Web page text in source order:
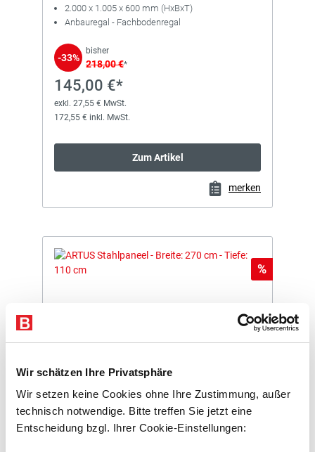
Wir schätzen Ihre Privatsphäre
Wir setzen keine Cookies ohne Ihre Zustimmung, außer
technisch notwendige. Bitte treffen Sie jetzt eine
Entscheidung bzgl. Ihrer Cookie-Einstellungen:
2.000 x 1.005 x 600 mm (HxBxT)
Anbauregal - Fachbodenregal
-33%
bisher
218,00 €*
145,00 €*
exkl. 27,55 € MwSt.
172,55 € inkl. MwSt.
Zum Artikel
merken
Rabatt
%
ARTUS Stahlpaneel - Breite: 270 cm - Tiefe: 110 cm
Artikelnummer: E6408069-BS
für BxT 2700mm x 1100 mm